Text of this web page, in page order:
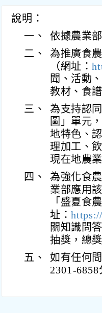
說明：
一、
依據農業
二、
為推廣食
（網址：
聞、活動
教材、食
三、
為支持認
圖」單元
地特色、
理加工、
現在地農
四、
為強化食
業部應用
「盛夏食
址：
關知識問
抽獎，總
五、
如有任何
2301-6858